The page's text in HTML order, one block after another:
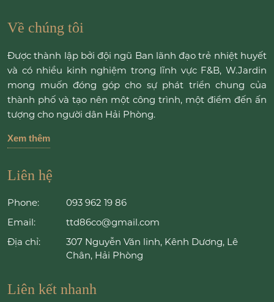
Về chúng tôi
Được thành lập bởi đội ngũ Ban lãnh đạo trẻ nhiệt huyết
và có nhiều kinh nghiệm trong lĩnh vực F&B, W.Jardin
mong muốn đóng góp cho sự phát triển chung của
thành phố và tạo nên một công trình, một điểm đến ấn
tượng cho người dân Hải Phòng.
Xem thêm
Liên hệ
Phone:
093 962 19 86
Email:
ttd86co@gmail.com
Địa chỉ:
307 Nguyễn Văn linh, Kênh Dương, Lê
Chân, Hải Phòng
Liên kết nhanh